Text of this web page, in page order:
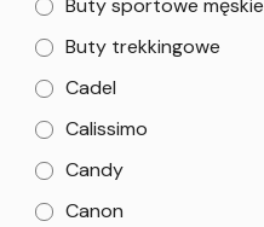
Buty sportowe męskie
Buty trekkingowe
Cadel
Calissimo
Candy
Canon